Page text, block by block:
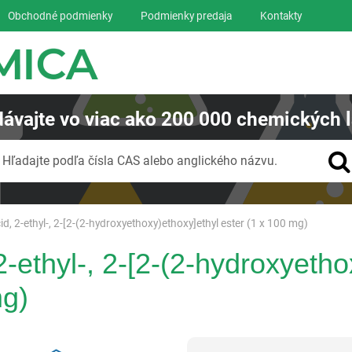
2-ethyl-, 2-[2-(2-hydroxyethoxy)ethoxy]ethyl ester (1 x 100 mg)
ethyl-, 2-[2-(2-
Obchodné podmienky Podmienky predaja Kontakty
vo viac ako200 000 chemických
Hľadajte podľa čísla CAS alebo anglického názvu.